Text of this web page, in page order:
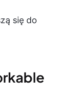
się do